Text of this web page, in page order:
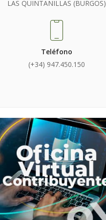
LAS QUINTANILLAS (BURGOS)
Teléfono
(+34) 947.450.150